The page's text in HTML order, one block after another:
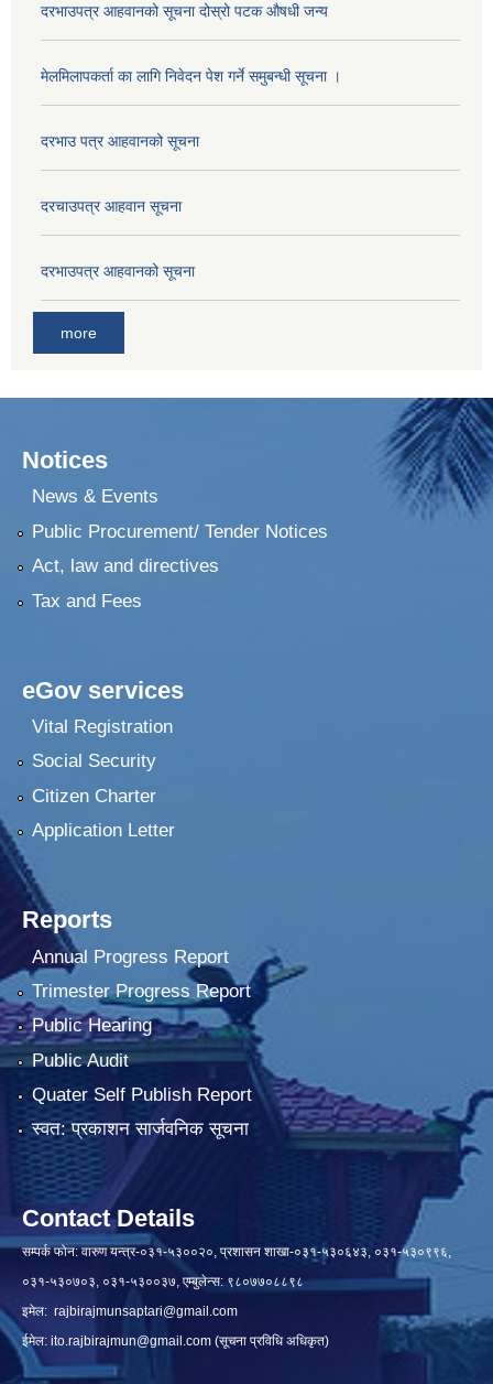
दरभाउपत्र आहवानको सूचना दोस्रो पटक औषधी जन्य
मेलमिलापकर्ता का लागि निवेदन पेश गर्ने समुबन्धी सूचना ।
दरभाउ पत्र आहवानको सूचना
दरचाउपत्र आहवान सूचना
दरभाउपत्र आहवानको सूचना
more
Notices
News & Events
Public Procurement/ Tender Notices
Act, law and directives
Tax and Fees
eGov services
Vital Registration
Social Security
Citizen Charter
Application Letter
Reports
Annual Progress Report
Trimester Progress Report
Public Hearing
Public Audit
Quater Self Publish Report
स्वत: प्रकाशन सार्जवनिक सूचना
Contact Details
सम्पर्क फोन: वारुण यन्त्र-०३१-५३००२०, प्रशासन शाखा-०३१-५३०६४३, ०३१-५३०९९६,
०३१-५३०७०३, ०३१-५३००३७, एम्बुलेन्स: ९८०७७०८८९८
इमेल: rajbirajmunsaptari@gmail.com
ईमेल: ito.rajbirajmun@gmail.com (सूचना प्रविधि अधिकृत)